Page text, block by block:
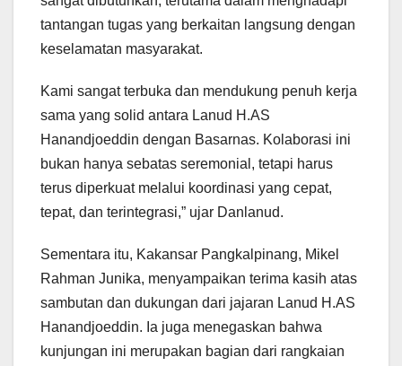
tantangan tugas yang berkaitan langsung dengan
keselamatan masyarakat.
Kami sangat terbuka dan mendukung penuh kerja
sama yang solid antara Lanud H.AS
Hanandjoeddin dengan Basarnas. Kolaborasi ini
bukan hanya sebatas seremonial, tetapi harus
terus diperkuat melalui koordinasi yang cepat,
tepat, dan terintegrasi,” ujar Danlanud.
Sementara itu, Kakansar Pangkalpinang, Mikel
Rahman Junika, menyampaikan terima kasih atas
sambutan dan dukungan dari jajaran Lanud H.AS
Hanandjoeddin. Ia juga menegaskan bahwa
kunjungan ini merupakan bagian dari rangkaian